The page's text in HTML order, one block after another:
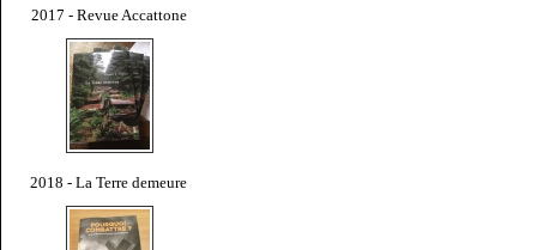
2017 - Revue Accattone
2018 - La Terre demeure